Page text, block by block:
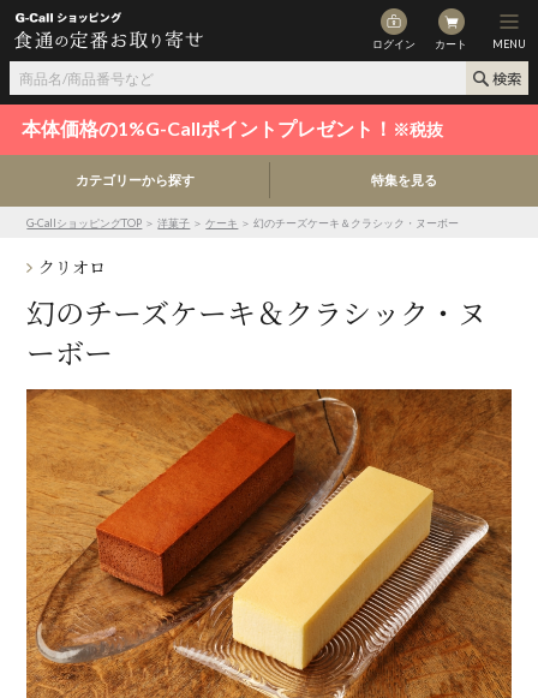
ログイン カート MENU
本体価格の1%G-Callポイントプレゼント！ ※税抜
カテゴリーから探す 特集を見る
G-CallショッピングTOP ＞洋菓子 ＞ケーキ ＞ 幻のチーズケーキ＆クラシック・ヌーボー
クリオロ
幻のチーズケーキ＆クラシック・ヌ
ーボー